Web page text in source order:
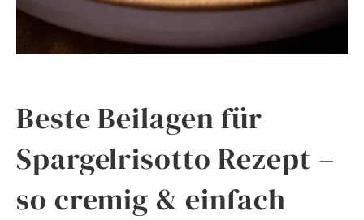
Beste Beilagen für
Spargelrisotto Rezept –
so cremig & einfach